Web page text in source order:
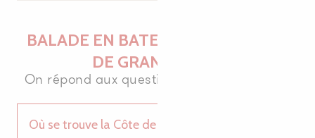
BALADE EN BATEAU SUR LA CÔTE
DE GRANIT ROSE
On répond aux questions des moussaillons
Où se trouve la Côte de Granit Rose ?